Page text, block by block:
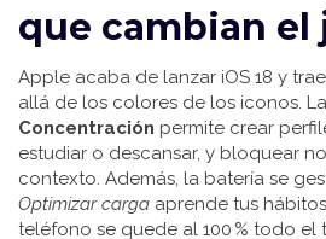
que cambian el
Apple acaba de lanzar iOS 18 y
allá de los colores de los iconos.
Concentración permite crear
estudiar o descansar, y bloquear
contexto. Además, la batería se
Optimizar carga aprende tus
teléfono se quede al 100 % todo